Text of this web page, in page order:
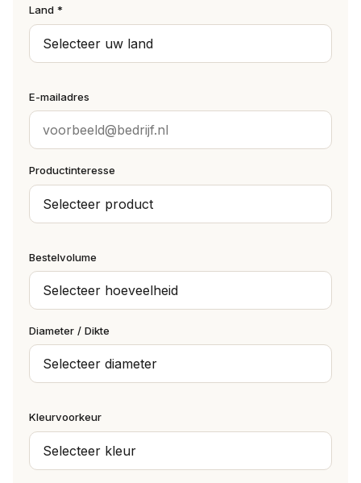
Land *
E-mailadres
Productinteresse
Bestelvolume
Diameter / Dikte
Kleurvoorkeur